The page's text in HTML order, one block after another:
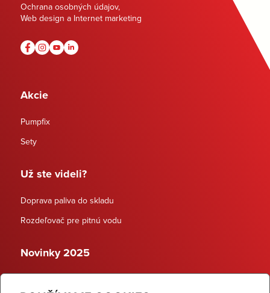
Ochrana osobných údajov,
Web design a Internet marketing
Akcie
Pumpfix
Sety
Už ste videli?
Doprava paliva do skladu
Rozdeľovač pre pitnú vodu
Novinky 2025